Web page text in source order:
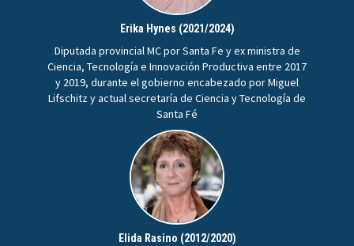
Erika Hynes (2021/2024)
Diputada provincial MC por Santa Fe y ex ministra de
Ciencia, Tecnología e Innovación Productiva entre 2017
y 2019, durante el gobierno encabezado por Miguel
Lifschitz y actual secretaría de Ciencia y Tecnología de
Santa Fé
Elida Rasino (2012/2020)